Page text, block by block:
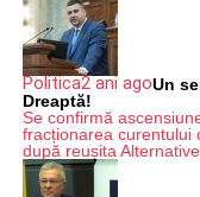
Politica2 ani agoUn
Dreaptă!
Se confirmă
fracționarea curentului
după reușita